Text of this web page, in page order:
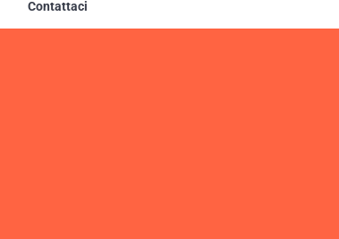
Contattaci